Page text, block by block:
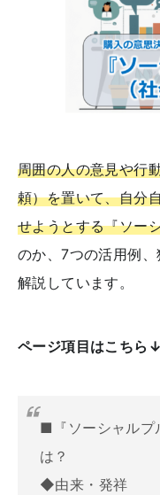
周囲の人の意見や行
頼）を置いて、自分
せようとする『ソー
のか、7つの活用例
解説しています。
ページ項目はこちら↓
■『ソーシャルプ
は？
◆由来・発祥